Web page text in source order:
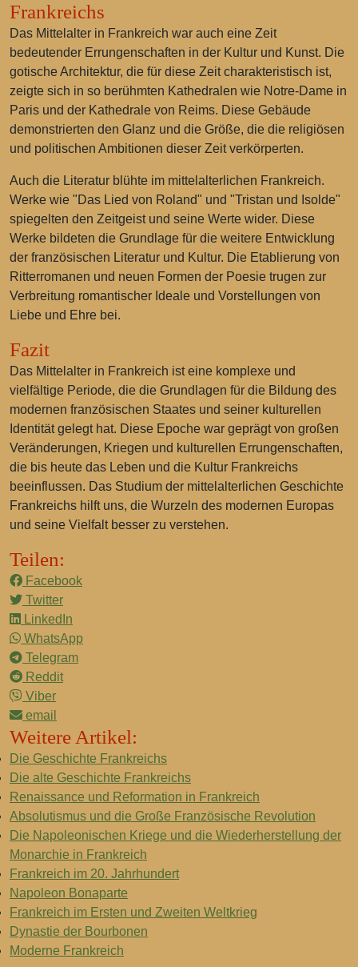
Frankreichs
Das Mittelalter in Frankreich war auch eine Zeit
bedeutender Errungenschaften in der Kultur und Kunst. Die
gotische Architektur, die für diese Zeit charakteristisch ist,
zeigte sich in so berühmten Kathedralen wie Notre-Dame in
Paris und der Kathedrale von Reims. Diese Gebäude
demonstrierten den Glanz und die Größe, die die religiösen
und politischen Ambitionen dieser Zeit verkörperten.
Auch die Literatur blühte im mittelalterlichen Frankreich.
Werke wie "Das Lied von Roland" und "Tristan und Isolde"
spiegelten den Zeitgeist und seine Werte wider. Diese
Werke bildeten die Grundlage für die weitere Entwicklung
der französischen Literatur und Kultur. Die Etablierung von
Ritterromanen und neuen Formen der Poesie trugen zur
Verbreitung romantischer Ideale und Vorstellungen von
Liebe und Ehre bei.
Fazit
Das Mittelalter in Frankreich ist eine komplexe und
vielfältige Periode, die die Grundlagen für die Bildung des
modernen französischen Staates und seiner kulturellen
Identität gelegt hat. Diese Epoche war geprägt von großen
Veränderungen, Kriegen und kulturellen Errungenschaften,
die bis heute das Leben und die Kultur Frankreichs
beeinflussen. Das Studium der mittelalterlichen Geschichte
Frankreichs hilft uns, die Wurzeln des modernen Europas
und seine Vielfalt besser zu verstehen.
Teilen:
Facebook
Twitter
LinkedIn
WhatsApp
Telegram
Reddit
Viber
email
Weitere Artikel:
Die Geschichte Frankreichs
Die alte Geschichte Frankreichs
Renaissance und Reformation in Frankreich
Absolutismus und die Große Französische Revolution
Die Napoleonischen Kriege und die Wiederherstellung der
Monarchie in Frankreich
Frankreich im 20. Jahrhundert
Napoleon Bonaparte
Frankreich im Ersten und Zweiten Weltkrieg
Dynastie der Bourbonen
Moderne Frankreich